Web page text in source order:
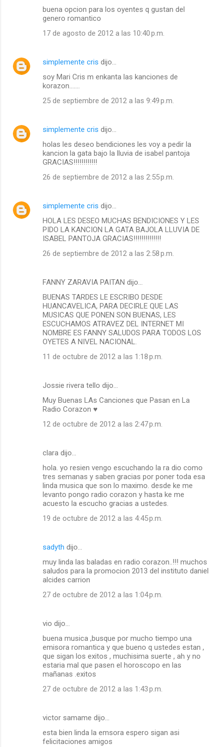
buena opcion para los oyentes q gustan del
genero romantico
17 de agosto de 2012 a las 10:40 p.m.
simplemente cris dijo…
soy Mari Cris m enkanta las kanciones de
korazon.......
25 de septiembre de 2012 a las 9:49 p.m.
simplemente cris dijo…
holas les deseo bendiciones les voy a pedir la
kancion la gata bajo la lluvia de isabel pantoja
GRACIAS!!!!!!!!!!!!
26 de septiembre de 2012 a las 2:55 p.m.
simplemente cris dijo…
HOLA LES DESEO MUCHAS BENDICIONES Y LES
PIDO LA KANCION LA GATA BAJOLA LLUVIA DE
ISABEL PANTOJA GRACIAS!!!!!!!!!!!!!!
26 de septiembre de 2012 a las 2:58 p.m.
FANNY ZARAVIA PAITAN dijo…
BUENAS TARDES LE ESCRIBO DESDE
HUANCAVELICA, PARA DECIRLE QUE LAS
MUSICAS QUE PONEN SON BUENAS, LES
ESCUCHAMOS ATRAVEZ DEL INTERNET MI
NOMBRE ES FANNY SALUDOS PARA TODOS LOS
OYETES A NIVEL NACIONAL.
11 de octubre de 2012 a las 1:18 p.m.
Jossie rivera tello dijo…
Muy Buenas LAs Canciones que Pasan en La
Radio Corazon ♥
12 de octubre de 2012 a las 2:47 p.m.
clara dijo…
hola. yo resien vengo escuchando la ra dio como
tres semanas y saben gracias por poner toda esa
linda musica que son lo maximo. desde ke me
levanto pongo radio corazon y hasta ke me
acuesto la escucho gracias a ustedes.
19 de octubre de 2012 a las 4:45 p.m.
sadyth dijo…
muy linda las baladas en radio corazon..!!! muchos
saludos para la promocion 2013 del instituto daniel
alcides carrion
27 de octubre de 2012 a las 1:04 p.m.
vio dijo…
buena musica ,busque por mucho tiempo una
emisora romantica y que bueno q ustedes estan ,
que sigan los exitos , muchisima suerte , ah y no
estaria mal que pasen el horoscopo en las
mañanas .exitos
27 de octubre de 2012 a las 1:43 p.m.
victor samame dijo…
esta bien linda la emsora espero sigan asi
felicitaciones amigos